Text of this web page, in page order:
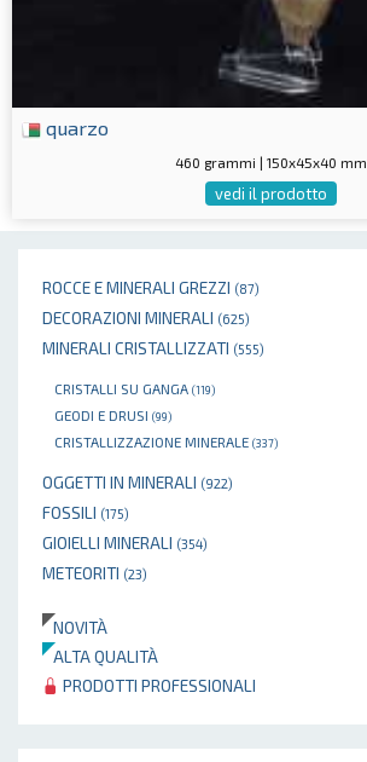
ROCCE E MINERALI GREZZI (87)
DECORAZIONI MINERALI (625)
MINERALI CRISTALLIZZATI (555)
CRISTALLI SU GANGA (119)
GEODI E DRUSI (99)
CRISTALLIZZAZIONE MINERALE (337)
OGGETTI IN MINERALI (922)
FOSSILI (175)
GIOIELLI MINERALI (354)
METEORITI (23)
NOVITÀ
ALTA QUALITÀ
PRODOTTI PROFESSIONALI
quarzo
460 grammi | 150x45x40 mm
vedi il prodotto